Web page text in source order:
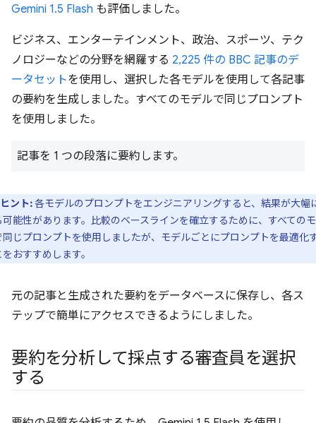
Gemini 1.5 Flash も評価しました。
ビジネス、エンターテインメント、政治、スポーツ、テク
ノロジーなどの分野を網羅する 2,225 件の BBC 記事のデ
ータセットを使用し、選択した各モデルを使用して各記事
の要約を生成しました。すべてのモデルで同じプロンプト
を使用しました。
記事を 1 つの段落に要約します。
ヒント:各モデルのプロンプトをエンジニアリングすると、結果が大幅
可能性があります。比較のベースラインを確立するために、すべての
同じプロンプトを使用しましたが、モデルごとにプロンプトを最適化
おすすめします。
元の記事と生成された要約をデータベースに保存し、各ス
テップで簡単にアクセスできるようにしました。
要約を分析して採点する審査員を選択
する